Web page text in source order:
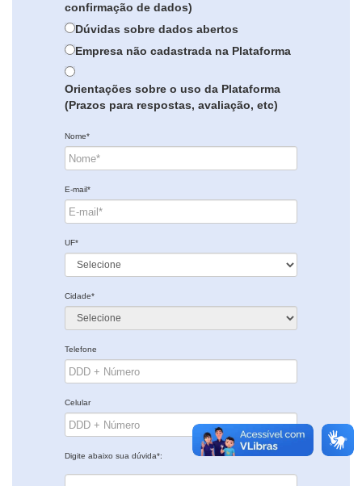
confirmação de dados)
Dúvidas sobre dados abertos
Empresa não cadastrada na Plataforma
Orientações sobre o uso da Plataforma
(Prazos para respostas, avaliação, etc)
Nome*
E-mail*
UF*
Cidade*
Telefone
Celular
Digite abaixo sua dúvida*: